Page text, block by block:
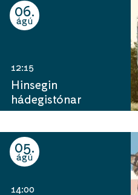
06
ágú
12:15
Hinsegin
hádegistónar
05
ágú
14:00